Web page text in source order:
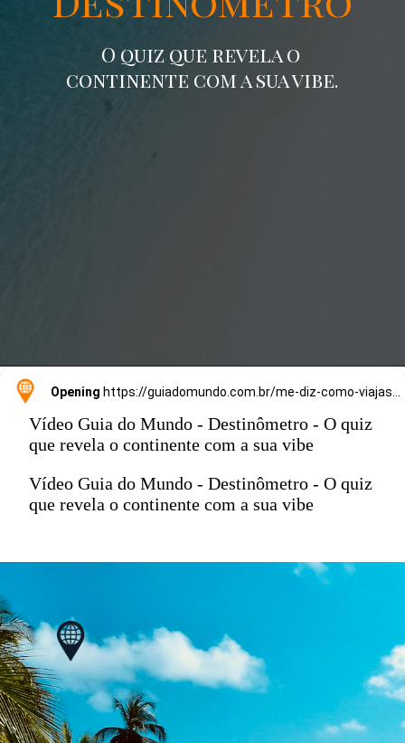
O quiz que revela o
continente com a sua vibe.
Opening
Vídeo Guia do Mundo - Destinômetro - O quiz
que revela o continente com a sua vibe
Vídeo Guia do Mundo - Destinômetro - O quiz
que revela o continente com a sua vibe